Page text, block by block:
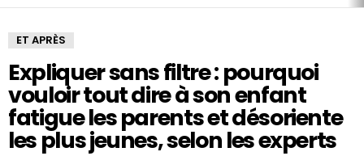
ET APRÈS
Expliquer sans filtre : pourquoi
vouloir tout dire à son enfant
fatigue les parents et désoriente
les plus jeunes, selon les experts